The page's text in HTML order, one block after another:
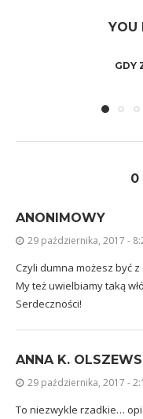
YOU
GDY
0
ANONIMOWY
29 października, 2017 -
Czyli dumna możesz być z
My też uwielbiamy taką
Serdeczności!
ANNA K.
29 października, 2017 -
To niezwykle rzadkie…